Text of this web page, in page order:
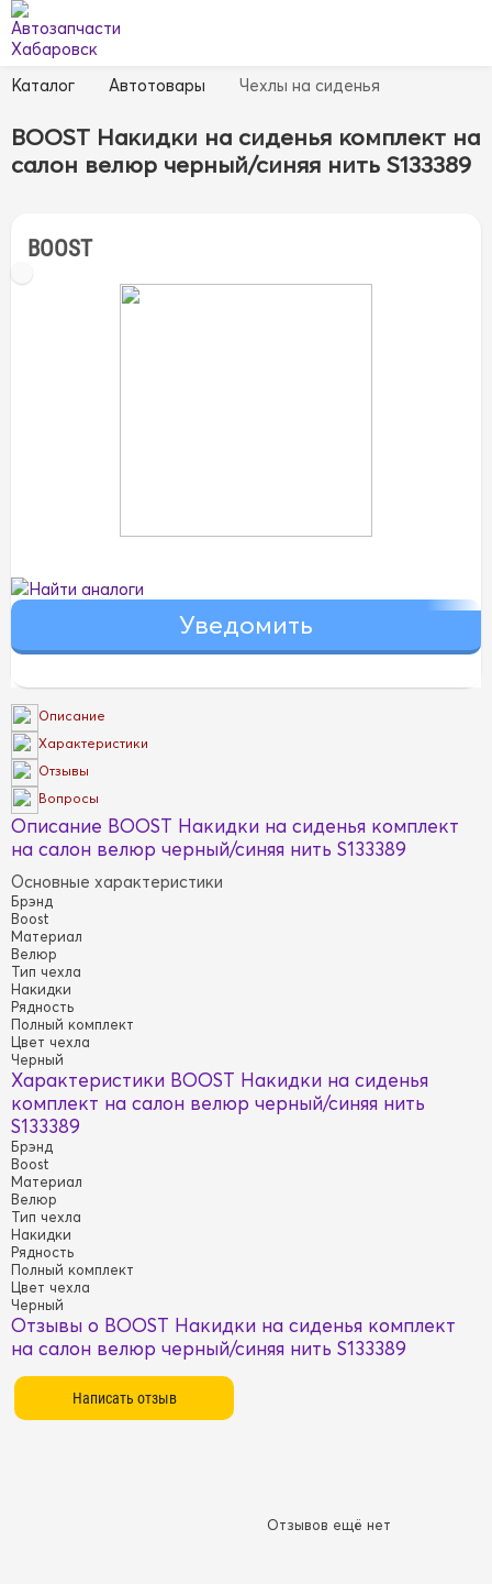
Каталог Автотовары Чехлы на сиденья
BOOST Накидки на сиденья комплект на
салон велюр черный/синяя нить S133389
BOOST
Найти аналоги
Описание
Характеристики
Отзывы
Вопросы
Описание BOOST Накидки на сиденья комплект
на салон велюр черный/синяя нить S133389
Основные характеристики
Брэнд
Boost
Материал
Велюр
Тип чехла
Накидки
Рядность
Полный комплект
Цвет чехла
Черный
Характеристики BOOST Накидки на сиденья
комплект на салон велюр черный/синяя нить
S133389
Брэнд
Boost
Материал
Велюр
Тип чехла
Накидки
Рядность
Полный комплект
Цвет чехла
Черный
Отзывы о BOOST Накидки на сиденья комплект
на салон велюр черный/синяя нить S133389
Отзывов ещё нет